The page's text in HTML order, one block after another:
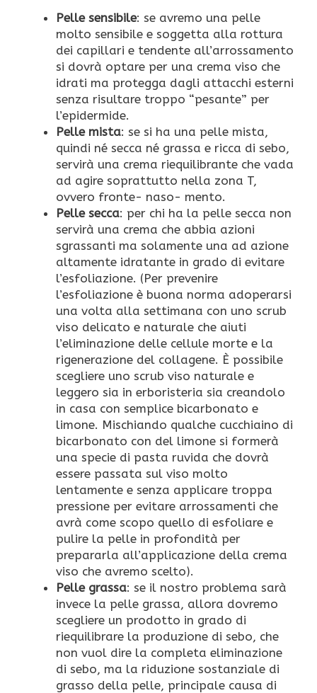
Pelle sensibile: se avremo una pelle
molto sensibile e soggetta alla rottura
dei capillari e tendente all’arrossamento
si dovrà optare per una crema viso che
idrati ma protegga dagli attacchi esterni
senza risultare troppo “pesante” per
l’epidermide.
Pelle mista: se si ha una pelle mista,
quindi né secca né grassa e ricca di sebo,
servirà una crema riequilibrante che vada
ad agire soprattutto nella zona T,
ovvero fronte- naso- mento.
Pelle secca: per chi ha la pelle secca non
servirà una crema che abbia azioni
sgrassanti ma solamente una ad azione
altamente idratante in grado di evitare
l’esfoliazione. (Per prevenire
l’esfoliazione è buona norma adoperarsi
una volta alla settimana con uno scrub
viso delicato e naturale che aiuti
l’eliminazione delle cellule morte e la
rigenerazione del collagene. È possibile
scegliere uno scrub viso naturale e
leggero sia in erboristeria sia creandolo
in casa con semplice bicarbonato e
limone. Mischiando qualche cucchiaino di
bicarbonato con del limone si formerà
una specie di pasta ruvida che dovrà
essere passata sul viso molto
lentamente e senza applicare troppa
pressione per evitare arrossamenti che
avrà come scopo quello di esfoliare e
pulire la pelle in profondità per
prepararla all’applicazione della crema
viso che avremo scelto).
Pelle grassa: se il nostro problema sarà
invece la pelle grassa, allora dovremo
scegliere un prodotto in grado di
riequilibrare la produzione di sebo, che
non vuol dire la completa eliminazione
di sebo, ma la riduzione sostanziale di
grasso della pelle, principale causa di